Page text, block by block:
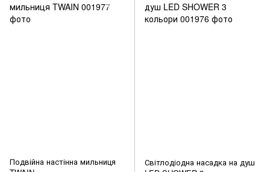
Подвійна настінна мильниця
Світлодіодна насадка на душ